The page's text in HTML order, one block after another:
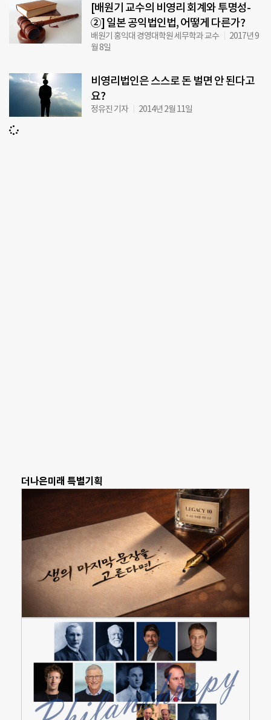
[배원기 교수의 비영리 회계와 투명성-
②] 일본 공익법인법, 어떻게 다른가?
배원기 홍익대 경영대학원 세무학과 교수
2017년 9
월 8일
비영리법인은 스스로 돈 벌면 안 된다고
요?
정유진 기자 2014년 2월 11일
더나은미래 특별기획